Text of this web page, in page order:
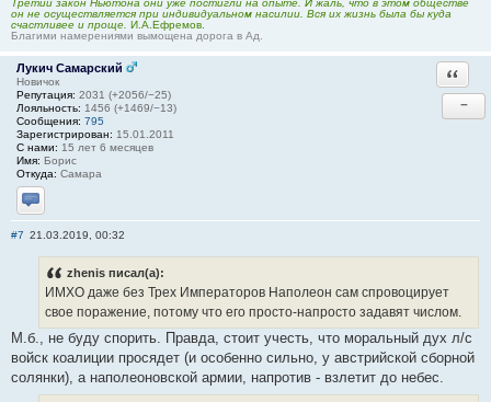
он не осуществляется при индивидуальном насилии. Вся их жизнь была бы куда
счастливее и проще. И.А.Ефремов.
Благими намерениями вымощена дорога в Ад.
Лукич Самарский
Новичок
Репутация: 2031 (+2056/−25)
Лояльность: 1456 (+1469/−13)
Сообщения: 795
Зарегистрирован: 15.01.2011
С нами: 15 лет 6 месяцев
Имя: Борис
Откуда: Самара
Отправить личное сообщение
−
#7 21.03.2019, 00:32
zhenis писал(а):
ИМХО даже без Трех Императоров Наполеон сам спровоцирует
свое поражение, потому что его просто-напросто задавят числом.
М.б., не буду спорить. Правда, стоит учесть, что моральный дух л/с
войск коалиции просядет (и особенно сильно, у австрийской сборной
солянки), а наполеоновской армии, напротив - взлетит до небес.